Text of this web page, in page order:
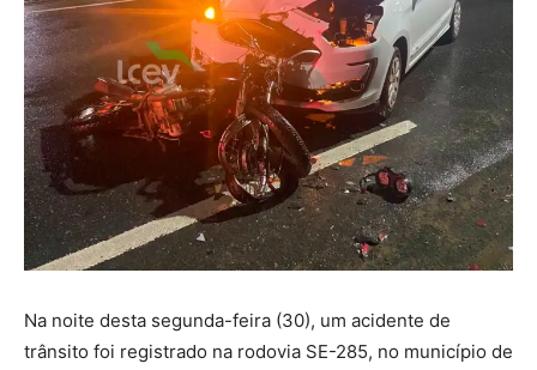
Na noite desta segunda-feira (30), um acidente de
trânsito foi registrado na rodovia SE-285, no município de